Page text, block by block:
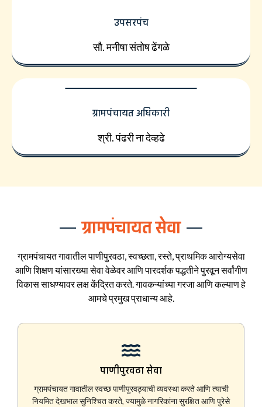
उपसरपंच
सौ. मनीषा संतोष ढेंगळे
ग्रामपंचायत अधिकारी
श्री. पंढरी ना देव्हढे
ग्रामपंचायत सेवा
ग्रामपंचायत गावातील पाणीपुरवठा, स्वच्छता, रस्ते, प्राथमिक आरोग्यसेवा
आणि शिक्षण यांसारख्या सेवा वेळेवर आणि पारदर्शक पद्धतीने पुरवून सर्वांगीण
विकास साधण्यावर लक्ष केंद्रित करते. गावकऱ्यांच्या गरजा आणि कल्याण हे
आमचे प्रमुख प्राधान्य आहे.
पाणीपुरवठा सेवा
ग्रामपंचायत गावातील स्वच्छ पाणीपुरवठ्याची व्यवस्था करते आणि त्याची
नियमित देखभाल सुनिश्चित करते, ज्यामुळे नागरिकांना सुरक्षित आणि पुरेसे